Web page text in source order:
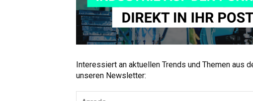
Interessiert an aktuellen Trends und Themen aus
unseren Newsletter: